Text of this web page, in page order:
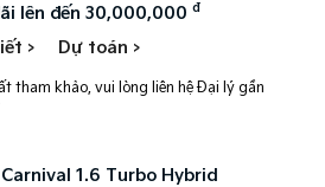
lên đến 30,000,000đ
> Dự toán >
tham khảo, vui lòng liên hệ Đại lý gần
Carnival 1.6 Turbo Hybrid